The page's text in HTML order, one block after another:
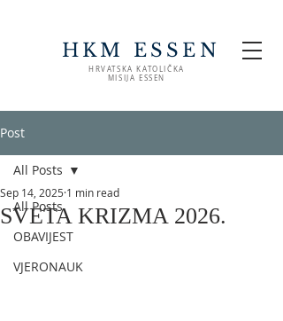
HKM ESSEN
HRVATSKA KATOLIČKA
MISIJA ESSEN
Post
All Posts
OBAVIJEST
VJERONAUK
All Posts
SVETA KRIZMA 2026.
Sep 14, 2025 1 min read